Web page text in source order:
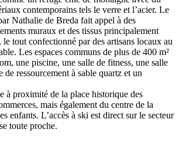
contemporains tels le verre et l’acier. Le
Nathalie de Breda fait appel à des
muraux et des tissus principalement
le tout confectionné par des artisans locaux au
Les espaces communs de plus de 400 m²
une piscine, une salle de fitness, une salle
de ressourcement à sable quartz et un
à proximité de la place historique des
mais également du centre de la
enfants. L’accès à ski est direct sur le secteur
toute proche.